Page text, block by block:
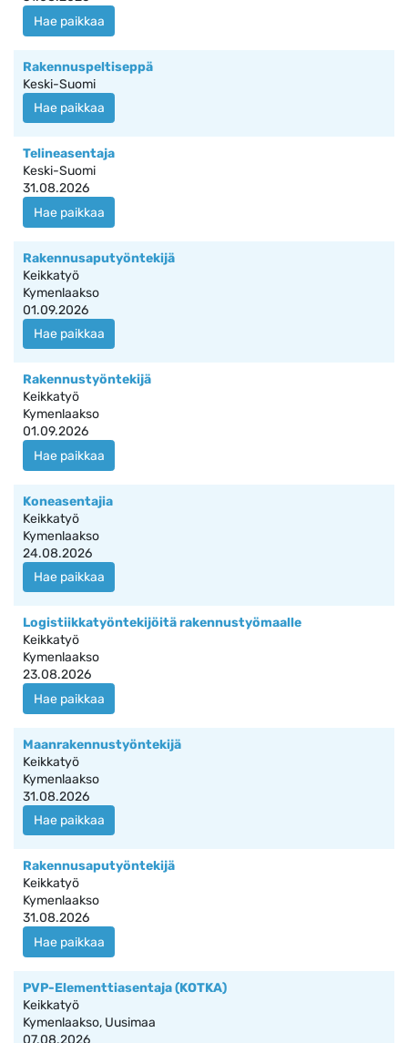
Hae paikkaa
Rakennuspeltiseppä
Keski-Suomi
Hae paikkaa
Telineasentaja
Keski-Suomi
31.08.2026
Hae paikkaa
Rakennusaputyöntekijä
Keikkatyö
Kymenlaakso
01.09.2026
Hae paikkaa
Rakennustyöntekijä
Keikkatyö
Kymenlaakso
01.09.2026
Hae paikkaa
Koneasentajia
Keikkatyö
Kymenlaakso
24.08.2026
Hae paikkaa
Logistiikkatyöntekijöitä rakennustyömaalle
Keikkatyö
Kymenlaakso
23.08.2026
Hae paikkaa
Maanrakennustyöntekijä
Keikkatyö
Kymenlaakso
31.08.2026
Hae paikkaa
Rakennusaputyöntekijä
Keikkatyö
Kymenlaakso
31.08.2026
Hae paikkaa
PVP-Elementtiasentaja (KOTKA)
Keikkatyö
Kymenlaakso, Uusimaa
07.08.2026